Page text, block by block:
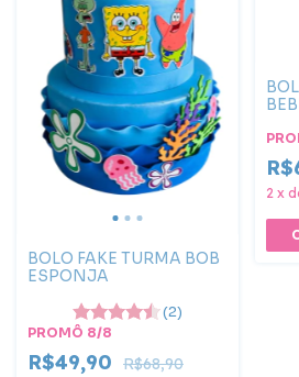
BOLO FAKE TURMA BOB
ESPONJA
(2)
PROMÔ 8/8
R$49,90 R$68,90
2 x